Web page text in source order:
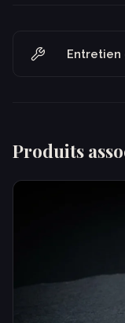
Entretien
Produits